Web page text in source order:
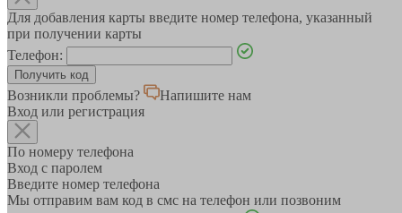
Для добавления карты введите номер телефона, указанный
при получении карты
Телефон:
Возникли проблемы?
Напишите нам
Вход или регистрация
По номеру телефона
Вход с паролем
Введите номер телефона
Мы отправим вам код в смс на телефон или позвоним